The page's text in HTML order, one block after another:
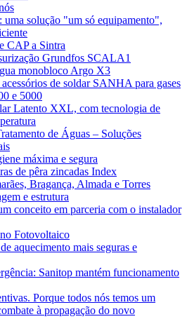
solução "um só equipamento",
CAP a Sintra
Grundfos SCALA1
monobloco Argo X3
de soldar SANHA para gases
e 5000
Latento XXL, com tecnologia de
de Águas – Soluções
máxima e segura
de pêra zincadas Index
Bragança, Almada e Torres
e estrutura
conceito em parceria com o instalador
Fotovoltaico
aquecimento mais seguras e
Sanitop mantém funcionamento
Porque todos nós temos um
à propagação do novo